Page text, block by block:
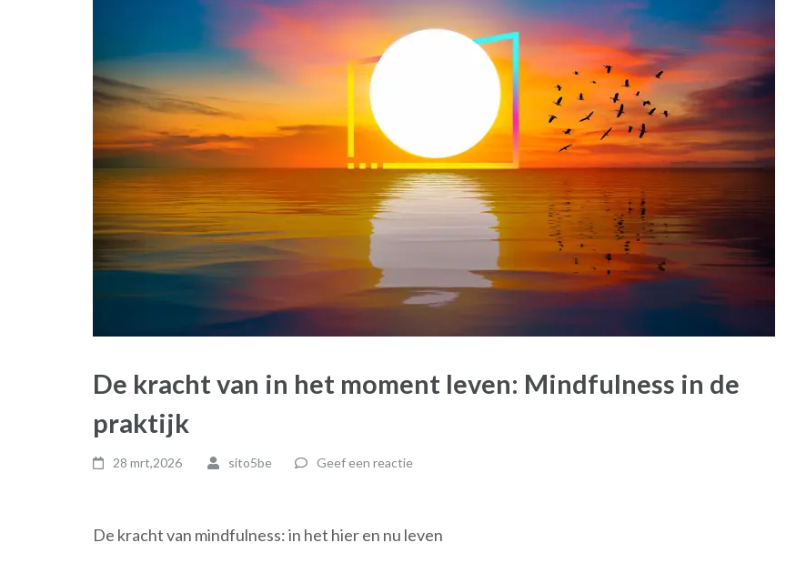
De kracht van in het moment leven: Mindfulness in de
praktijk
28 mrt,2026 sito5be Geef een reactie
De kracht van mindfulness: in het hier en nu leven